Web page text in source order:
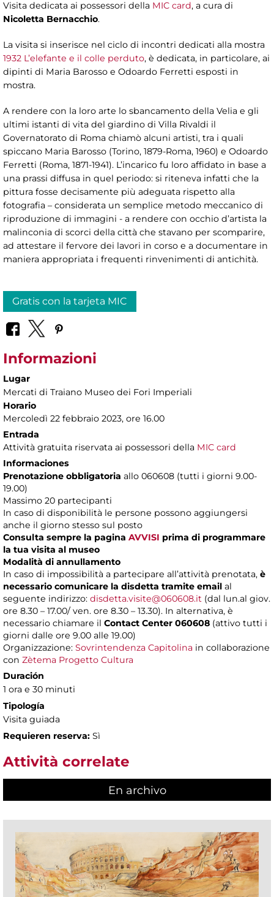
Visita dedicata ai possessori della MIC card, a cura di
Nicoletta Bernacchio.
La visita si inserisce nel ciclo di incontri dedicati alla mostra
1932 L’elefante e il colle perduto, è dedicata, in particolare, ai
dipinti di Maria Barosso e Odoardo Ferretti esposti in
mostra.
A rendere con la loro arte lo sbancamento della Velia e gli
ultimi istanti di vita del giardino di Villa Rivaldi il
Governatorato di Roma chiamò alcuni artisti, tra i quali
spiccano Maria Barosso (Torino, 1879-Roma, 1960) e Odoardo
Ferretti (Roma, 1871-1941). L’incarico fu loro affidato in base a
una prassi diffusa in quel periodo: si riteneva infatti che la
pittura fosse decisamente più adeguata rispetto alla
fotografia – considerata un semplice metodo meccanico di
riproduzione di immagini - a rendere con occhio d’artista la
malinconia di scorci della città che stavano per scomparire,
ad attestare il fervore dei lavori in corso e a documentare in
maniera appropriata i frequenti rinvenimenti di antichità.
Gratis con la tarjeta MIC
Informazioni
Lugar
Mercati di Traiano Museo dei Fori Imperiali
Horario
Mercoledì 22 febbraio 2023, ore 16.00
Entrada
Attività gratuita riservata ai possessori della MIC card
Informaciones
Prenotazione obbligatoria allo 060608 (tutti i giorni 9.00-
19.00)
Massimo 20 partecipanti
In caso di disponibilità le persone possono aggiungersi
anche il giorno stesso sul posto
Consulta sempre la pagina AVVISI prima di programmare
la tua visita al museo
Modalità di annullamento
In caso di impossibilità a partecipare all’attività prenotata, è
necessario comunicare la disdetta tramite email al
seguente indirizzo: disdetta.visite@060608.it (dal lun.al giov.
ore 8.30 – 17.00/ ven. ore 8.30 – 13.30). In alternativa, è
necessario chiamare il Contact Center 060608 (attivo tutti i
giorni dalle ore 9.00 alle 19.00)
Organizzazione: Sovrintendenza Capitolina in collaborazione
con Zètema Progetto Cultura
Duración
1 ora e 30 minuti
Tipología
Visita guiada
Requieren reserva: Sì
Attività correlate
En archivo